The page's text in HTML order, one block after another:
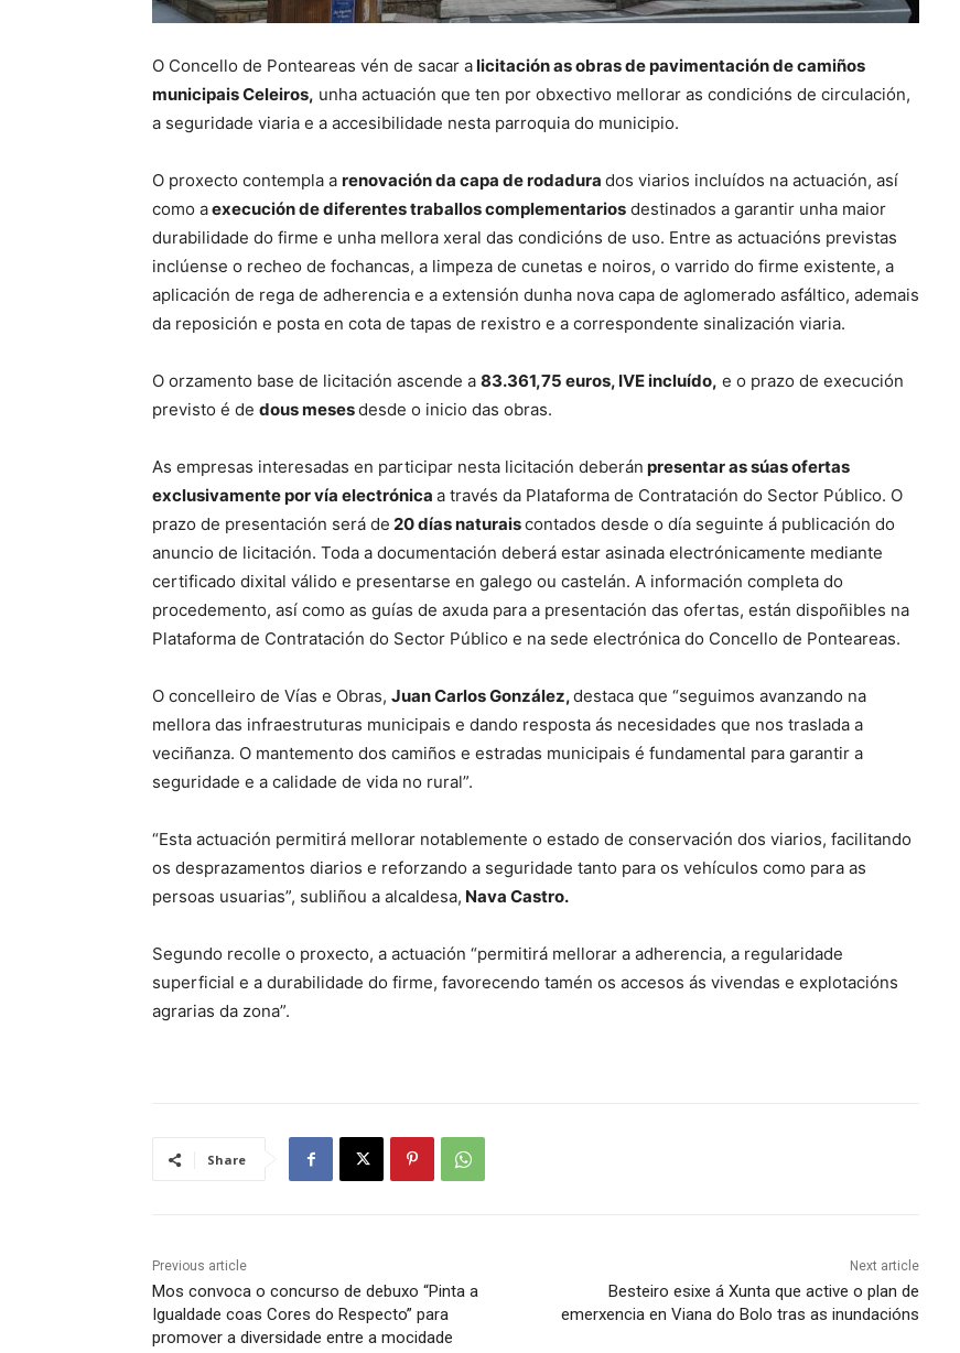
O Concello de Ponteareas vén de sacar alicitación as obras de pavimentación de camiños
municipais Celeiros, unha actuación que ten por obxectivo mellorar as condicións de circulación,
a seguridade viaria e a accesibilidade nesta parroquia do municipio.
O proxecto contempla a renovación da capa de rodadura dos viarios incluídos na actuación, así
como aexecución de diferentes traballos complementarios destinados a garantir unha maior
durabilidade do firme e unha mellora xeral das condicións de uso. Entre as actuacións previstas
inclúense o recheo de fochancas, a limpeza de cunetas e noiros, o varrido do firme existente, a
aplicación de rega de adherencia e a extensión dunha nova capa de aglomerado asfáltico, ademais
da reposición e posta en cota de tapas de rexistro e a correspondente sinalización viaria.
O orzamento base de licitación ascende a 83.361,75 euros, IVE incluído, e o prazo de execución
previsto é de dous mesesdesde o inicio das obras.
As empresas interesadas en participar nesta licitación deberán presentar as súas ofertas
exclusivamente por vía electrónica a través da Plataforma de Contratación do Sector Público. O
prazo de presentación será de 20 días naturaiscontados desde o día seguinte á publicación do
anuncio de licitación. Toda a documentación deberá estar asinada electrónicamente mediante
certificado dixital válido e presentarse en galego ou castelán. A información completa do
procedemento, así como as guías de axuda para a presentación das ofertas, están dispoñibles na
Plataforma de Contratación do Sector Público e na sede electrónica do Concello de Ponteareas.
O concelleiro de Vías e Obras, Juan Carlos González,destaca que “seguimos avanzando na
mellora das infraestruturas municipais e dando resposta ás necesidades que nos traslada a
veciñanza. O mantemento dos camiños e estradas municipais é fundamental para garantir a
seguridade e a calidade de vida no rural”.
“Esta actuación permitirá mellorar notablemente o estado de conservación dos viarios, facilitando
os desprazamentos diarios e reforzando a seguridade tanto para os vehículos como para as
persoas usuarias”, subliñou a alcaldesa, Nava Castro.
Segundo recolle o proxecto, a actuación “permitirá mellorar a adherencia, a regularidade
superficial e a durabilidade do firme, favorecendo tamén os accesos ás vivendas e explotacións
agrarias da zona”.
Share
Previous article
Mos convoca o concurso de debuxo “Pinta a
Igualdade coas Cores do Respecto” para
promover a diversidade entre a mocidade
Next article
Besteiro esixe á Xunta que active o plan de
emerxencia en Viana do Bolo tras as inundacións